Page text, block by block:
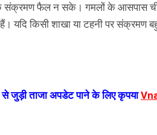
संक्रमण फैल न सके। गमलों के आसपास
किसी शाखा या टहनी पर संक्रमण
ताजा अपडेट पाने के लिए कृपया